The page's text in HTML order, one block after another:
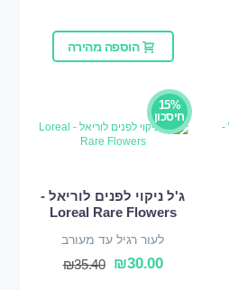
הוספה מהירה
15%
חיסכון
ג'ל ניקוי לפנים לוריאל -
Loreal Rare Flowers
לעור רגיל עד מעורב
₪30.00
₪35.40